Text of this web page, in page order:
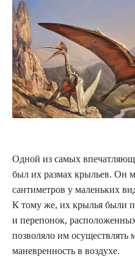
Одной из самых
был их размах крыльев. Он
сантиметров у маленьких
К тому же, их крылья были
и перепонок,
позволяло им осуществлять
маневренность в воздухе.